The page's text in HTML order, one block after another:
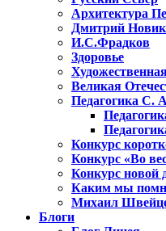
Архитектура
Дмитрий
И.С.Фрадков
Здоровье
Великая
Педагогика С.
Конкурс
Конкурс «Во
Конкурс новой
Каким мы
Михаил
Блоги